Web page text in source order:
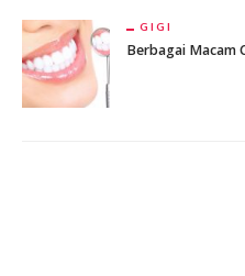
GIGI
Berbagai Macam